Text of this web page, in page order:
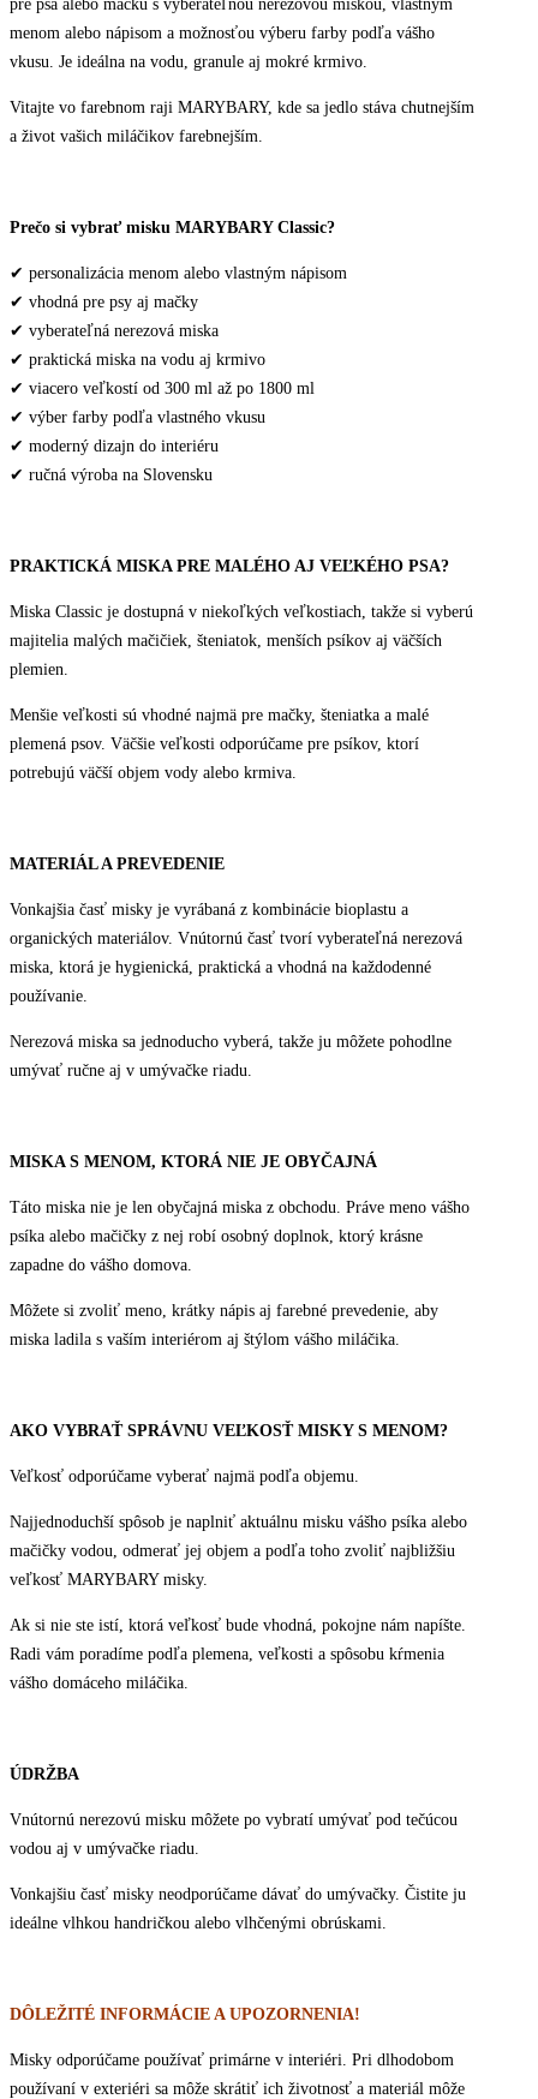
pre psa alebo mačku s vyberateľnou nerezovou miskou, vlastným
menom alebo nápisom a možnosťou výberu farby podľa vášho
vkusu. Je ideálna na vodu, granule aj mokré krmivo.
Vitajte vo farebnom raji MARYBARY, kde sa jedlo stáva chutnejším
a život vašich miláčikov farebnejším.
Prečo si vybrať misku MARYBARY Classic?
✔ personalizácia menom alebo vlastným nápisom
✔ vhodná pre psy aj mačky
✔ vyberateľná nerezová miska
✔ praktická miska na vodu aj krmivo
✔ viacero veľkostí od 300 ml až po 1800 ml
✔ výber farby podľa vlastného vkusu
✔ moderný dizajn do interiéru
✔ ručná výroba na Slovensku
PRAKTICKÁ MISKA PRE MALÉHO AJ VEĽKÉHO PSA?
Miska Classic je dostupná v niekoľkých veľkostiach, takže si vyberú
majitelia malých mačičiek, šteniatok, menších psíkov aj väčších
plemien.
Menšie veľkosti sú vhodné najmä pre mačky, šteniatka a malé
plemená psov. Väčšie veľkosti odporúčame pre psíkov, ktorí
potrebujú väčší objem vody alebo krmiva.
MATERIÁL A PREVEDENIE
Vonkajšia časť misky je vyrábaná z kombinácie bioplastu a
organických materiálov. Vnútornú časť tvorí vyberateľná nerezová
miska, ktorá je hygienická, praktická a vhodná na každodenné
používanie.
Nerezová miska sa jednoducho vyberá, takže ju môžete pohodlne
umývať ručne aj v umývačke riadu.
MISKA S MENOM, KTORÁ NIE JE OBYČAJNÁ
Táto miska nie je len obyčajná miska z obchodu. Práve meno vášho
psíka alebo mačičky z nej robí osobný doplnok, ktorý krásne
zapadne do vášho domova.
Môžete si zvoliť meno, krátky nápis aj farebné prevedenie, aby
miska ladila s vaším interiérom aj štýlom vášho miláčika.
AKO VYBRAŤ SPRÁVNU VEĽKOSŤ MISKY S MENOM?
Veľkosť odporúčame vyberať najmä podľa objemu.
Najjednoduchší spôsob je naplniť aktuálnu misku vášho psíka alebo
mačičky vodou, odmerať jej objem a podľa toho zvoliť najbližšiu
veľkosť MARYBARY misky.
Ak si nie ste istí, ktorá veľkosť bude vhodná, pokojne nám napíšte.
Radi vám poradíme podľa plemena, veľkosti a spôsobu kŕmenia
vášho domáceho miláčika.
ÚDRŽBA
Vnútornú nerezovú misku môžete po vybratí umývať pod tečúcou
vodou aj v umývačke riadu.
Vonkajšiu časť misky neodporúčame dávať do umývačky. Čistite ju
ideálne vlhkou handričkou alebo vlhčenými obrúskami.
DÔLEŽITÉ INFORMÁCIE A UPOZORNENIA!
Misky odporúčame používať primárne v interiéri. Pri dlhodobom
používaní v exteriéri sa môže skrátiť ich životnosť a materiál môže